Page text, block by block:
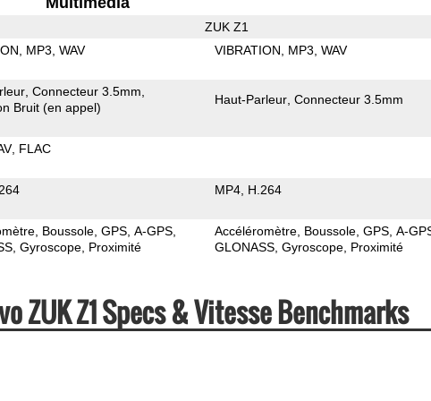
ZUK Z1
MP3 WAV VIBRATION MP3 WAV
Connecteur 3.5mm
Bruit (en appel)
Haut-Parleur Connecteur 3.5mm
FLAC
MP4 H.264
Boussole GPS A-GPS
Gyroscope Proximité
Accéléromètre Boussole GPS A-
GLONASS Gyroscope Proximité
ZUK Z1 Specs & Vitesse Benchmarks